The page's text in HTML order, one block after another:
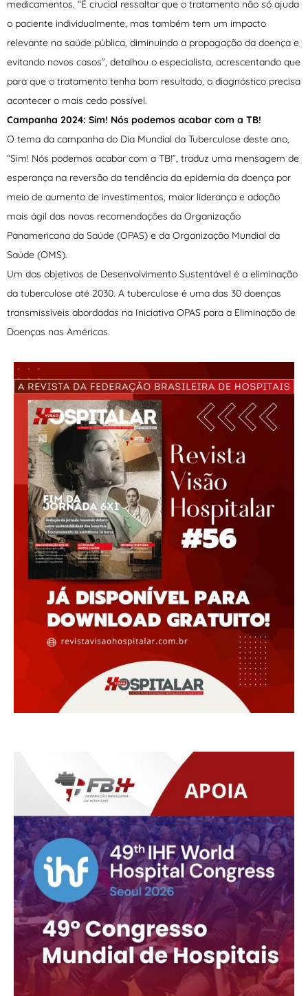
medicamentos. “É crucial ressaltar que o tratamento não só ajuda
o paciente individualmente, mas também tem um impacto
relevante na saúde pública, diminuindo a propagação da doença e
evitando novos casos”, detalhou o especialista, acrescentando que
para que o tratamento tenha bom resultado, o diagnóstico precisa
acontecer o mais cedo possível.
Campanha 2024: Sim! Nós podemos acabar com a TB!
O tema da campanha do Dia Mundial da Tuberculose deste ano,
“Sim! Nós podemos acabar com a TB!”, traduz uma mensagem de
esperança na reversão da tendência da epidemia da doença por
meio de aumento de investimentos, maior liderança e adoção
mais ágil das novas recomendações da Organização
Panamericana da Saúde (OPAS) e da Organização Mundial da
Saúde (OMS).
Um dos objetivos de Desenvolvimento Sustentável é a eliminação
da tuberculose até 2030. A tuberculose é uma das 30 doenças
transmissíveis abordadas na Iniciativa OPAS para a Eliminação de
Doenças nas Américas.